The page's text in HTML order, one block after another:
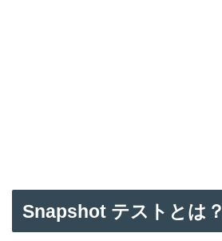
Snapshot テストとは？